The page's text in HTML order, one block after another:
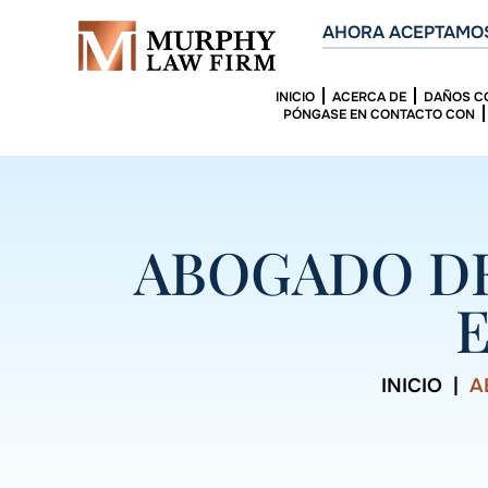
AHORA
INICIO ACERCA DE
DAÑOS
PÓNGASE EN CONTACTO CON
ABOGADO
INICIO|